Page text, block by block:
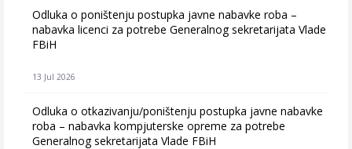
Odluka o poništenju postupka javne nabavke roba –
nabavka licenci za potrebe Generalnog sekretarijata Vlade
FBiH
13 Jul 2026
Odluka o otkazivanju/poništenju postupka javne nabavke
roba – nabavka kompjuterske opreme za potrebe
Generalnog sekretarijata Vlade FBiH